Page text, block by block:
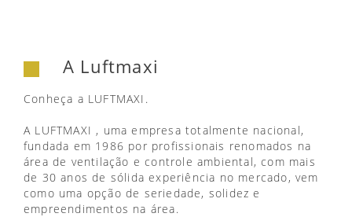
A Luftmaxi
Conheça a LUFTMAXI.
A LUFTMAXI , uma empresa totalmente nacional,
fundada em 1986 por profissionais renomados na
área de ventilação e controle ambiental, com mais
de 30 anos de sólida experiência no mercado, vem
como uma opção de seriedade, solidez e
empreendimentos na área.